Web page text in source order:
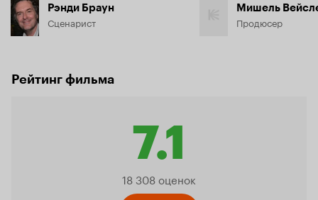
Рэнди Браун
Сценарист
Мишель
Продюсер
Рейтинг фильма
7.1
18 308 оценок